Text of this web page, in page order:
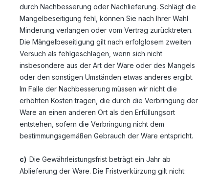
durch Nachbesserung oder Nachlieferung. Schlägt die
Mangelbeseitigung fehl, können Sie nach Ihrer Wahl
Minderung verlangen oder vom Vertrag zurücktreten.
Die Mängelbeseitigung gilt nach erfolglosem zweiten
Versuch als fehlgeschlagen, wenn sich nicht
insbesondere aus der Art der Ware oder des Mangels
oder den sonstigen Umständen etwas anderes ergibt.
Im Falle der Nachbesserung müssen wir nicht die
erhöhten Kosten tragen, die durch die Verbringung der
Ware an einen anderen Ort als den Erfüllungsort
entstehen, sofern die Verbringung nicht dem
bestimmungsgemäßen Gebrauch der Ware entspricht.
c) Die Gewährleistungsfrist beträgt ein Jahr ab
Ablieferung der Ware. Die Fristverkürzung gilt nicht: